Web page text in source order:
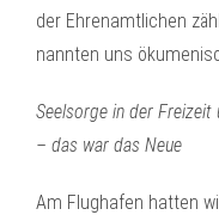
der Ehrenamtlichen
nannten uns
Seelsorge in der
– das war das Neue
Am Flughafen hatten